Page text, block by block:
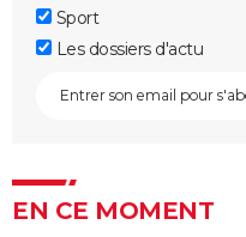
Sport
Les dossiers d'actu
EN CE MOMENT